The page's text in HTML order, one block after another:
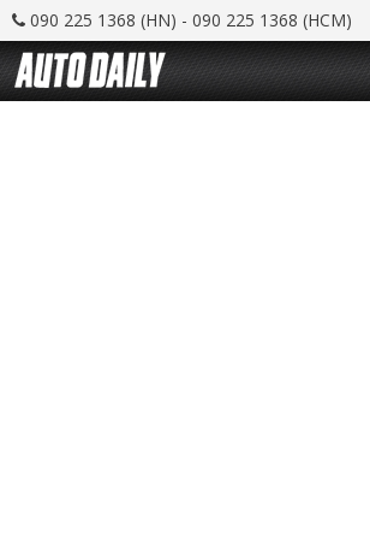
090 225 1368 (HN) - 090 225 1368 (HCM)